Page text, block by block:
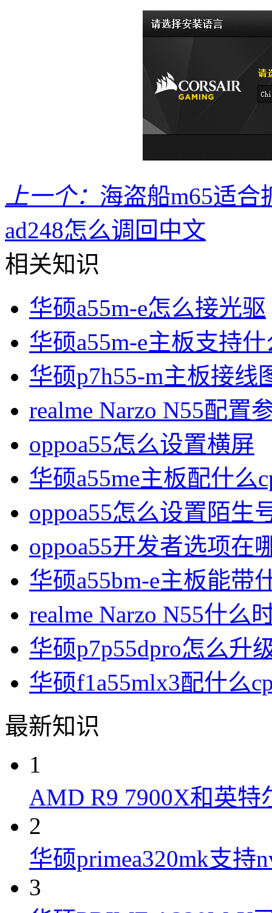
上一个： 海盗船m65适合
ad248怎么调回中文
相关知识
华硕a55m-e怎么接光驱
华硕a55m-e主板支持
华硕p7h55-m主板接线
realme Narzo N55配置
oppoa55怎么设置横屏
华硕a55me主板配什么
oppoa55怎么设置陌生
oppoa55开发者选项在
华硕a55bm-e主板能带
realme Narzo N55什么
华硕p7p55dpro怎么升
华硕f1a55mlx3配什么
最新知识
1
AMD R9 7900X和英特
2
华硕primea320mk支持
3